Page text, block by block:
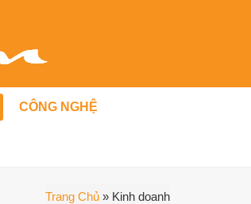
CÔNG NGHỆ
Trang Chủ » Kinh doanh